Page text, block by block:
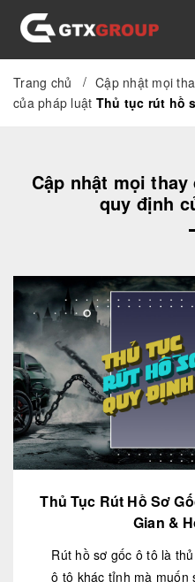
TRANG CHỦ GIỚI
Trang chủ / Cập nhật mọi
của pháp luật Thủ tục rút hồ
Cập nhật mọi
quy định
Thủ Tục Rút Hồ Sơ
Gian &
Rút hồ sơ gốc ô tô là
ô tô khác tỉnh mà muốn